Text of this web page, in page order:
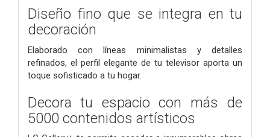
Diseño fino que se integra en tu
decoración
Elaborado con líneas minimalistas y detalles
refinados, el perfil elegante de tu televisor aporta un
toque sofisticado a tu hogar.
Decora tu espacio con más de
5000 contenidos artísticos